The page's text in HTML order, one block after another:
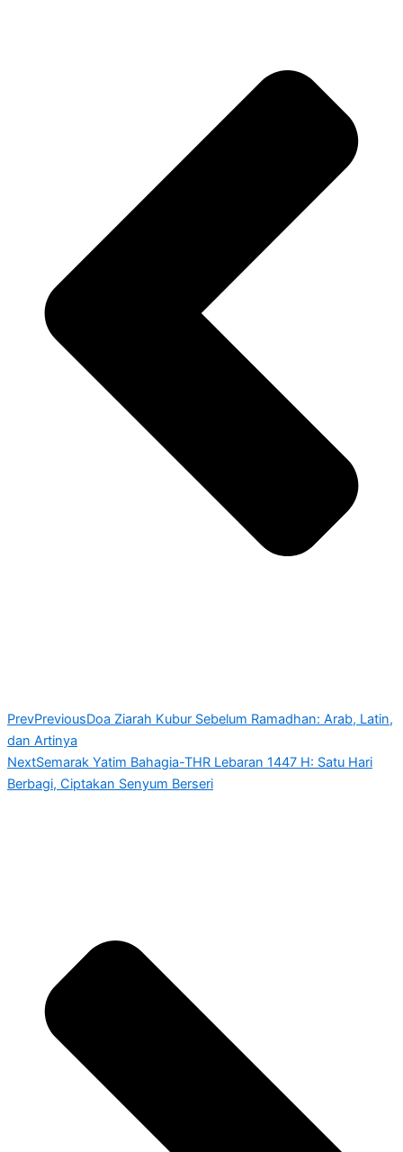
PrevPreviousDoa Ziarah Kubur Sebelum Ramadhan: Arab, Latin,
dan Artinya
NextSemarak Yatim Bahagia-THR Lebaran 1447 H: Satu Hari
Berbagi, Ciptakan Senyum Berseri